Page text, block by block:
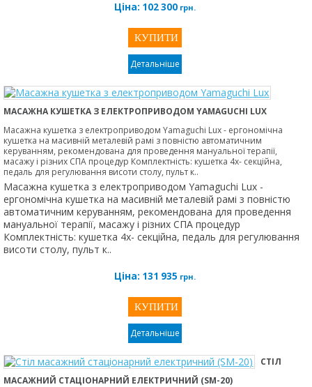
Ціна: 102 300 грн.
Детальніше
МАСАЖНА КУШЕТКА З ЕЛЕКТРОПРИВОДОМ YAMAGUCHI LUX
Масажна кушетка з електроприводом Yamaguchi Lux - ергономічна
кушетка на масивній металевій рамі з повністю автоматичним
керуванням, рекомендована для проведення мануальної терапії,
масажу і різних СПА процедур Комплектність: кушетка 4х- секційна,
педаль для регулювання висоти столу, пульт к..
Масажна кушетка з електроприводом Yamaguchi Lux -
ергономічна кушетка на масивній металевій рамі з повністю
автоматичним керуванням, рекомендована для проведення
мануальної терапії, масажу і різних СПА процедур
Комплектність: кушетка 4х- секційна, педаль для регулювання
висоти столу, пульт к..
Ціна: 131 935 грн.
Детальніше
СТІЛ
МАСАЖНИЙ СТАЦІОНАРНИЙ ЕЛЕКТРИЧНИЙ (SM-20)